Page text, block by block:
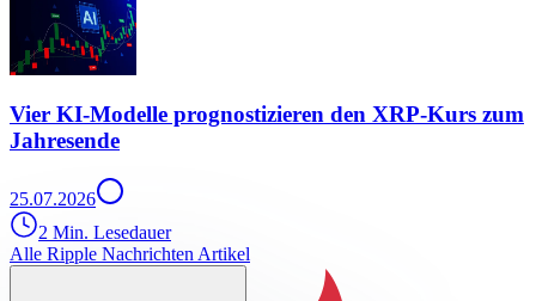
Vier KI-Modelle prognostizieren den XRP-Kurs zum
Jahresende
25.07.2026
2 Min. Lesedauer
Alle Ripple Nachrichten Artikel